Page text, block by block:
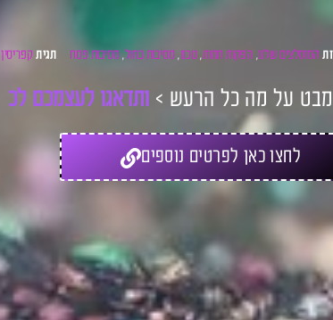
המומלצים שלנו, הפקות חמות,טכנו,מסיבות בחול,מסיבות פסח תגית קפריסין
מבט על מה כל הרעש > ותדאגו לעצמכם לכ
לחצו כאן לפרטים נוספים